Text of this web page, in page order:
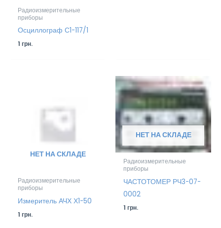
Радиоизмерительные
приборы
Осциллограф С1-117/1
1грн.
НЕТ НА СКЛАДЕ
Радиоизмерительные
приборы
Измеритель АЧХ Х1-50
1грн.
НЕТ НА СКЛАДЕ
Радиоизмерительные
приборы
ЧАСТОТОМЕР РЧ3-07-
0002
1грн.